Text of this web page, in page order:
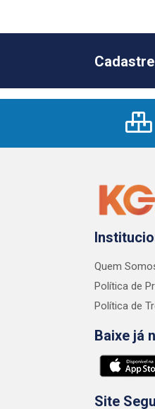
Quem
Política de
Política de
Baixe já
Site